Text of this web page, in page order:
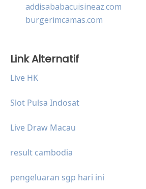
addisababacuisineaz.com
burgerimcamas.com
Link Alternatif
Live HK
Slot Pulsa Indosat
Live Draw Macau
result cambodia
pengeluaran sgp hari ini